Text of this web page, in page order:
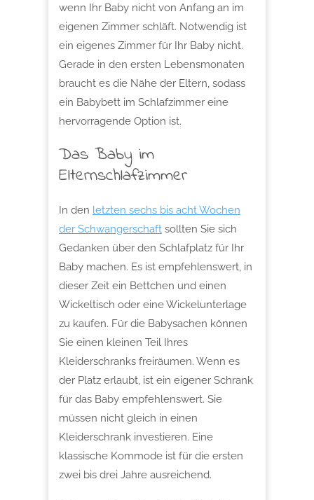
wenn Ihr Baby nicht von Anfang an im
eigenen Zimmer schläft. Notwendig ist
ein eigenes Zimmer für Ihr Baby nicht.
Gerade in den ersten Lebensmonaten
braucht es die Nähe der Eltern, sodass
ein Babybett im Schlafzimmer eine
hervorragende Option ist.
Das Baby im
Elternschlafzimmer
In den letzten sechs bis acht Wochen
der Schwangerschaft sollten Sie sich
Gedanken über den Schlafplatz für Ihr
Baby machen. Es ist empfehlenswert, in
dieser Zeit ein Bettchen und einen
Wickeltisch oder eine Wickelunterlage
zu kaufen. Für die Babysachen können
Sie einen kleinen Teil Ihres
Kleiderschranks freiräumen. Wenn es
der Platz erlaubt, ist ein eigener Schrank
für das Baby empfehlenswert. Sie
müssen nicht gleich in einen
Kleiderschrank investieren. Eine
klassische Kommode ist für die ersten
zwei bis drei Jahre ausreichend.